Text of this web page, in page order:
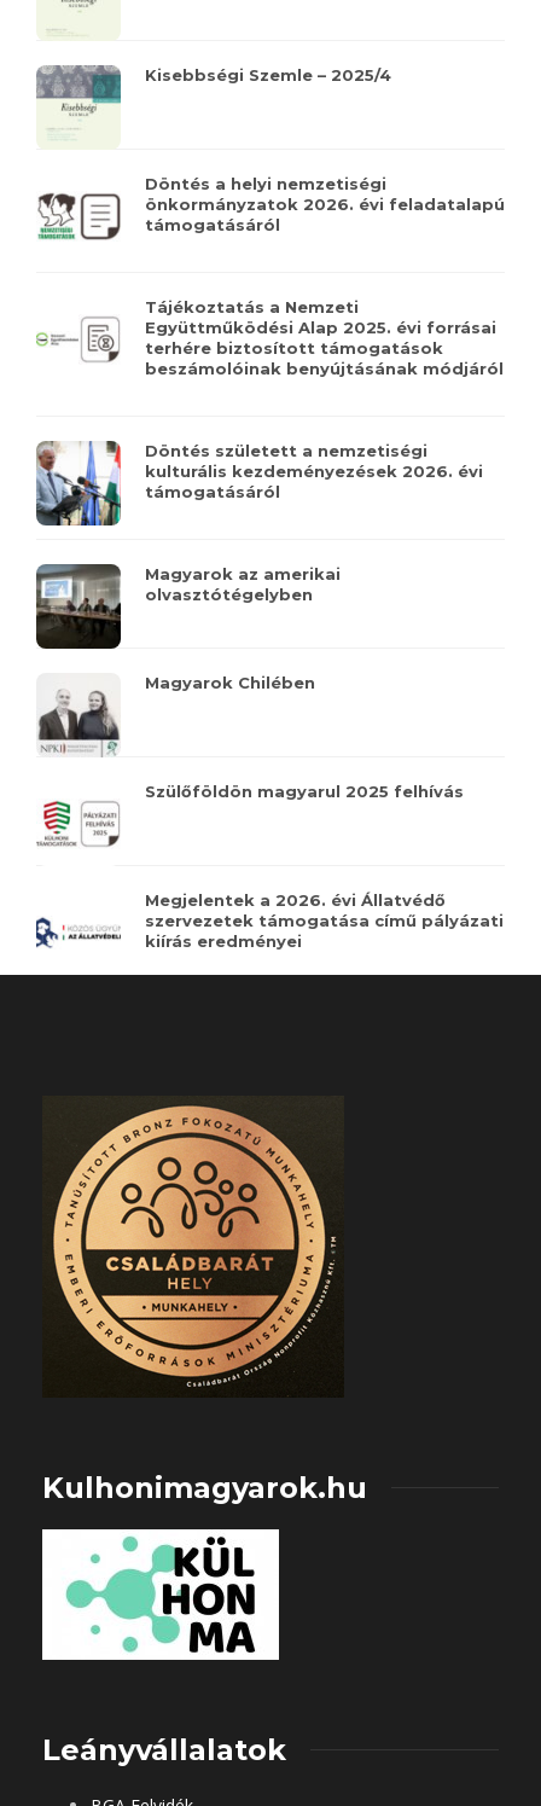
Kisebbségi Szemle – 2025/4
Döntés a helyi nemzetiségi
önkormányzatok 2026. évi feladatalapú
támogatásáról
Tájékoztatás a Nemzeti
Együttműködési Alap 2025. évi forrásai
terhére biztosított támogatások
beszámolóinak benyújtásának módjáról
Döntés született a nemzetiségi
kulturális kezdeményezések 2026. évi
támogatásáról
Magyarok az amerikai
olvasztótégelyben
Magyarok Chilében
Szülőföldön magyarul 2025 felhívás
Megjelentek a 2026. évi Állatvédő
szervezetek támogatása című pályázati
kiírás eredményei
Kulhonimagyarok.hu
Leányvállalatok